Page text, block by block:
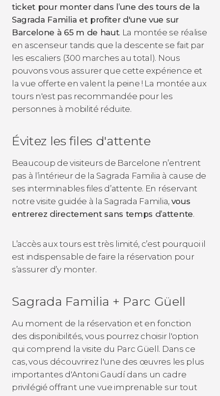
ticket pour monter dans l’une des tours de la
Sagrada Familia et profiter d'une vue sur
Barcelone à 65 m de haut. La montée se réalise
en ascenseur tandis que la descente se fait par
les escaliers (300 marches au total). Nous
pouvons vous assurer que cette expérience et
la vue offerte en valent la peine ! La montée aux
tours n'est pas recommandée pour les
personnes à mobilité réduite.
Évitez les files d'attente
Beaucoup de visiteurs de Barcelone n’entrent
pas à l’intérieur de la Sagrada Familia à cause de
ses interminables files d’attente. En réservant
notre visite guidée à la Sagrada Familia, vous
entrerez directement sans temps d’attente.
L’accès aux tours est très limité, c’est pourquoi il
est indispensable de faire la réservation pour
s’assurer d’y monter.
Sagrada Familia + Parc Güell
Au moment de la réservation et en fonction
des disponibilités, vous pourrez choisir l'option
qui comprend la visite du Parc Güell. Dans ce
cas, vous découvrirez l'une des œuvres les plus
importantes d'Antoni Gaudí dans un cadre
privilégié offrant une vue imprenable sur tout